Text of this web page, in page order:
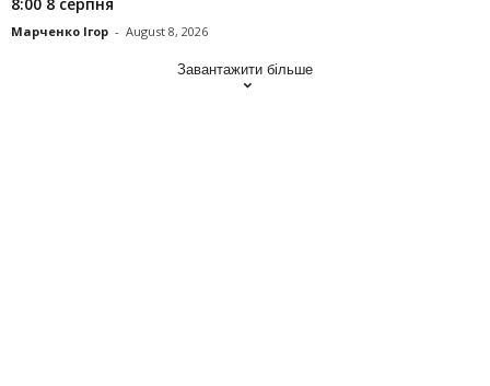
Марченко Ігор - August 8, 2026
Завантажити більше